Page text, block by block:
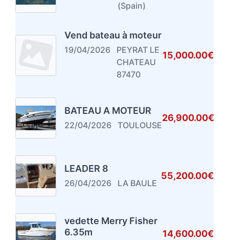
(Spain)
Vend bateau à moteur
19/04/2026
PEYRAT LE
CHATEAU
87470
15,000.00€
BATEAU A MOTEUR
22/04/2026 TOULOUSE
26,900.00€
LEADER 8
26/04/2026 LA BAULE
55,200.00€
vedette Merry Fisher
6.35m
14,600.00€